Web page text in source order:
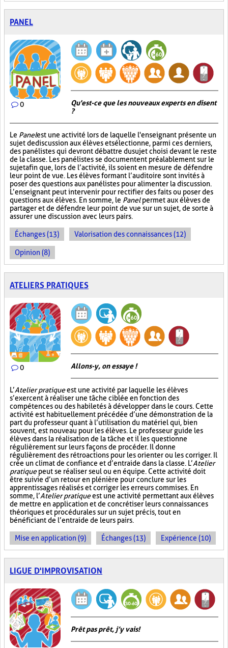
PANEL
0
Qu'est-ce que les nouveaux experts en disent
?
Le Panelest une activité lors de laquelle l'enseignant présente un
sujet de discussion aux élèves et sélectionne, parmi ces derniers,
des panélistes qui devront débattre du sujet choisi devant le reste
de la classe. Les panélistes se documentent préalablement sur le
sujet afin que, lors de l’activité, ils soient en mesure de défendre
leur point de vue. Les élèves formant l’auditoire sont invités à
poser des questions aux panélistes pour alimenter la discussion.
L’enseignant peut intervenir pour rectifier des faits ou poser des
questions aux élèves. En somme, le Panelpermet aux élèves de
partager et de défendre leur point de vue sur un sujet, de sorte à
assurer une discussion avec leurs pairs.
Échanges (13) Valorisation des connaissances (12)
Opinion (8)
ATELIERS PRATIQUES
0 Allons-y, on essaye !
L’Atelier pratiqueest une activité par laquelle les élèves
s’exercent à réaliser une tâche ciblée en fonction des
compétences ou des habiletés à développer dans le cours. Cette
activité est habituellement précédée d’une démonstration de la
part du professeur quant à l’utilisation du matériel qui, bien
souvent, est nouveau pour les élèves. Le professeur guide les
élèves dans la réalisation de la tâche et il les questionne
régulièrement sur leurs façons de procéder. Il donne
régulièrement des rétroactions pour les orienter ou les corriger. Il
crée un climat de confiance et d’entraide dans la classe. L’Atelier
pratiquepeut se réaliser seul ou en équipe. Cette activité doit
être suivie d’un retour en plénière pour conclure sur les
apprentissages réalisés et corriger les erreurs commises. En
somme, l’Atelier pratiqueest une activité permettant aux élèves
de mettre en application et de concrétiser leurs connaissances
théoriques et procédurales sur un sujet précis, tout en
bénéficiant de l’entraide de leurs pairs.
Mise en application (9) Échanges (13) Expérience (10)
LIGUE D'IMPROVISATION
Prêt pas prêt, j’y vais!